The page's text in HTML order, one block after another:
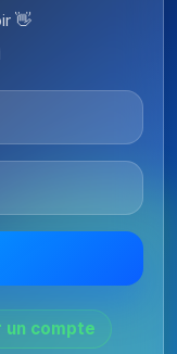
👋
un compte